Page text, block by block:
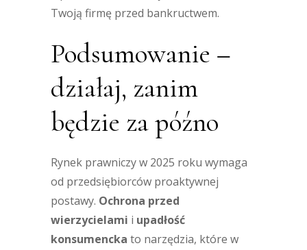
Twoją firmę przed bankructwem.
Podsumowanie –
działaj, zanim
będzie za późno
Rynek prawniczy w 2025 roku wymaga
od przedsiębiorców proaktywnej
postawy. Ochrona przed
wierzycielami i upadłość
konsumencka to narzędzia, które w